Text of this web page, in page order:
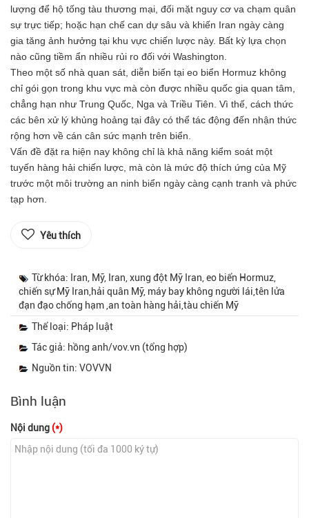
lượng để hộ tống tàu thương mại, đối mặt nguy cơ va chạm quân
sự trực tiếp; hoặc hạn chế can dự sâu và khiến Iran ngày càng
gia tăng ảnh hưởng tại khu vực chiến lược này. Bất kỳ lựa chọn
nào cũng tiềm ẩn nhiều rủi ro đối với Washington.
Theo một số nhà quan sát, diễn biến tại eo biển Hormuz không
chỉ gói gọn trong khu vực mà còn được nhiều quốc gia quan tâm,
chẳng hạn như Trung Quốc, Nga và Triều Tiên. Vì thế, cách thức
các bên xử lý khủng hoảng tại đây có thể tác động đến nhận thức
rộng hơn về cán cân sức mạnh trên biển.
Vấn đề đặt ra hiện nay không chỉ là khả năng kiểm soát một
tuyến hàng hải chiến lược, mà còn là mức độ thích ứng của Mỹ
trước một môi trường an ninh biển ngày càng cạnh tranh và phức
tạp hơn.
Yêu thích
Từ khóa: Iran, Mỹ, Iran, xung đột Mỹ Iran, eo biển Hormuz,
chiến sự Mỹ Iran,hải quân Mỹ, máy bay không người lái,tên lửa
đạn đạo chống hạm ,an toàn hàng hải,tàu chiến Mỹ
Thể loại: Pháp luật
Tác giả: hồng anh/vov.vn (tổng hợp)
Nguồn tin: VOVVN
Bình luận
Nội dung (*)